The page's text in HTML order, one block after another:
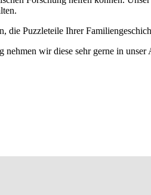
Puzzleteile Ihrer
nehmen wir diese sehr gerne in unser